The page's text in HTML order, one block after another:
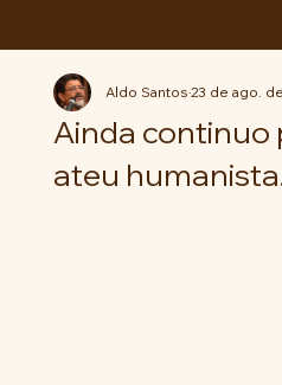
Ainda continuo
ateu
Aldo Santos23 de ago.